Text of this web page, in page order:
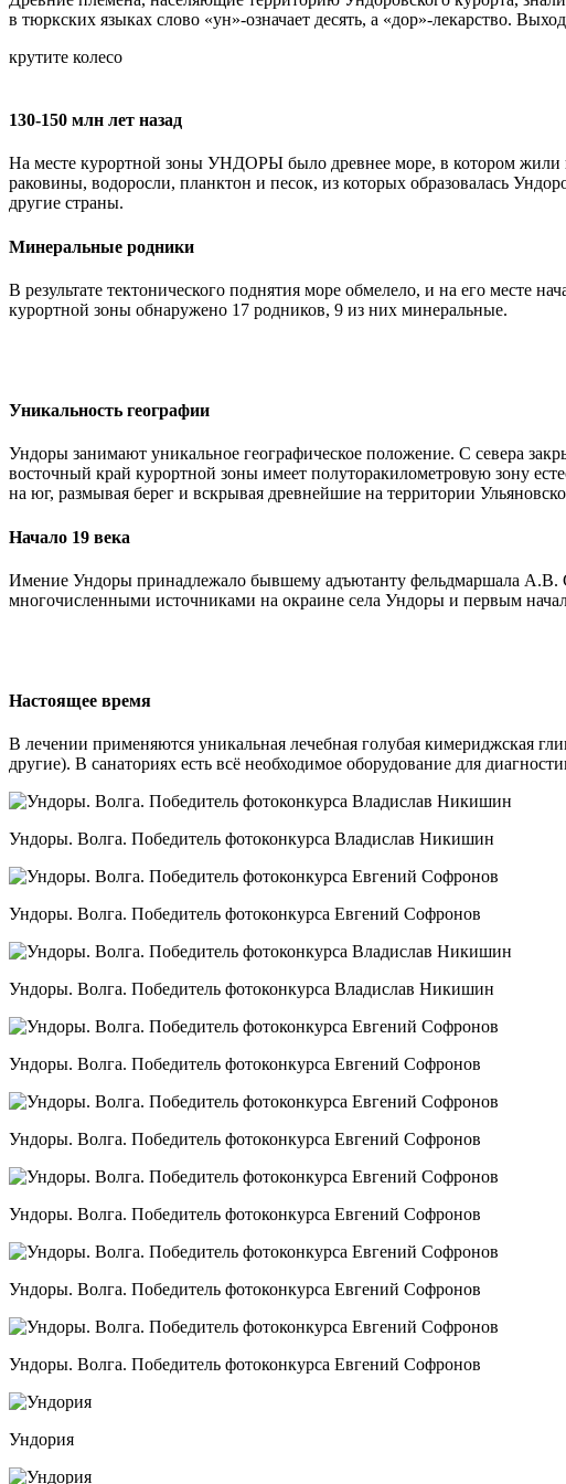
в тюркских языках слово «ун»-означает десять, а «дор»-лекарство.
крутите колесо
130-150 млн лет назад
На месте курортной зоны УНДОРЫ было древнее море, в котором жили
раковины, водоросли, планктон и песок, из которых образовалась
другие страны.
Минеральные родники
В результате тектонического поднятия море обмелело, и на его месте
курортной зоны обнаружено 17 родников, 9 из них минеральные.
Уникальность географии
Ундоры занимают уникальное географическое положение. С севера
восточный край курортной зоны имеет полуторакилометровую зону
на юг, размывая берег и вскрывая древнейшие на территории
Начало 19 века
Имение Ундоры принадлежало бывшему адъютанту фельдмаршала А.В.
многочисленными источниками на окраине села Ундоры и первым
Настоящее время
В лечении применяются уникальная лечебная голубая кимериджская
другие). В санаториях есть всё необходимое оборудование для
Ундоры. Волга. Победитель фотоконкурса Владислав Никишин
Ундоры. Волга. Победитель фотоконкурса Евгений Софронов
Ундоры. Волга. Победитель фотоконкурса Владислав Никишин
Ундоры. Волга. Победитель фотоконкурса Евгений Софронов
Ундоры. Волга. Победитель фотоконкурса Евгений Софронов
Ундоры. Волга. Победитель фотоконкурса Евгений Софронов
Ундоры. Волга. Победитель фотоконкурса Евгений Софронов
Ундоры. Волга. Победитель фотоконкурса Евгений Софронов
Ундория